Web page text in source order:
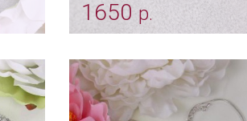
1650 р.
"Цветочная ассиметрия"
Арт: ser_0371